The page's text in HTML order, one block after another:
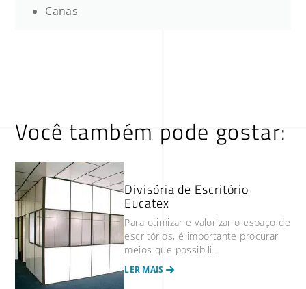
Canas
Você também pode gostar:
Divisória de Escritório
Eucatex
Para otimizar e valorizar o espaço de
escritórios, é importante procurar
meios que possibili...
LER MAIS